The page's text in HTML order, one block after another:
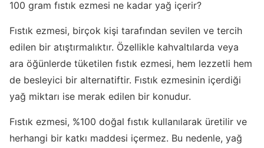
100 gram fıstık ezmesi ne kadar yağ içerir?
Fıstık ezmesi, birçok kişi tarafından sevilen ve tercih
edilen bir atıştırmalıktır. Özellikle kahvaltılarda veya
ara öğünlerde tüketilen fıstık ezmesi, hem lezzetli hem
de besleyici bir alternatiftir. Fıstık ezmesinin içerdiği
yağ miktarı ise merak edilen bir konudur.
Fıstık ezmesi, %100 doğal fıstık kullanılarak üretilir ve
herhangi bir katkı maddesi içermez. Bu nedenle, yağ